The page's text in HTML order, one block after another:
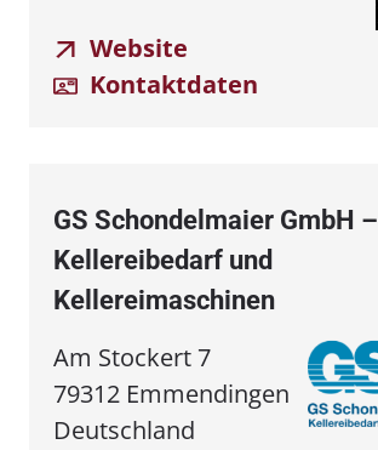
Website
Kontaktdaten
GS Schondelmaier GmbH –
Kellereibedarf und
Kellereimaschinen
Am Stockert 7
79312 Emmendingen
Deutschland